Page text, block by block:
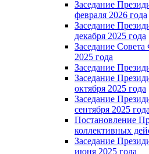
Заседание
февраля 2026 года
Заседание
декабря 2025 года
Заседание
2025 года
Заседание
Заседание
октября 2025 года
Заседание
сентября 2025 года
Постановление
коллективных
Заседание
июня 2025 года